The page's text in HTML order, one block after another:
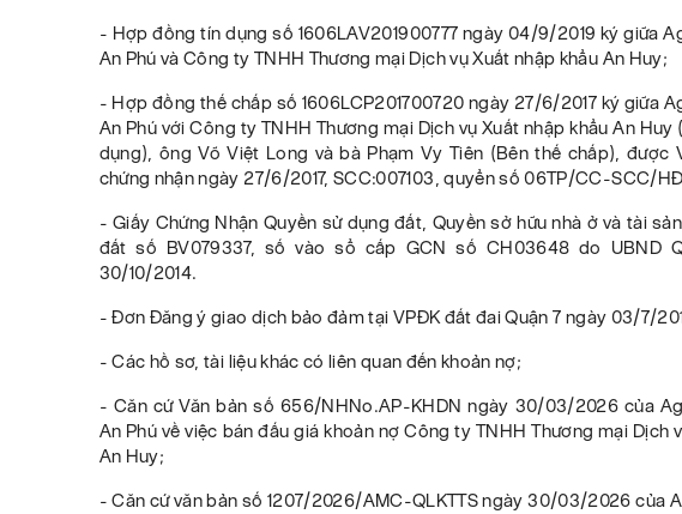
- Hợp đồng tín dụng số 1606LAV201900777 ngày 04/9/2019 ký giữa
An Phú và Công ty TNHH Thương mại Dịch vụ Xuất nhập khẩu An Huy;
- Hợp đồng thế chấp số 1606LCP201700720 ngày 27/6/2017 ký giữa
An Phú với Công ty TNHH Thương mại Dịch vụ Xuất nhập khẩu An
dụng), ông Võ Việt Long và bà Phạm Vy Tiên (Bên thế chấp), được
chứng nhận ngày 27/6/2017, SCC:007103, quyển số 06TP/CC-SCC/
- Giấy Chứng Nhận Quyền sử dụng đất, Quyền sở hữu nhà ở và tài
đất số BV079337, số vào sổ cấp GCN số CH03648 do UBND
30/10/2014.
- Đơn Đăng ý giao dịch bảo đảm tại VPĐK đất đai Quận 7 ngày 03/7/
- Các hồ sơ, tài liệu khác có liên quan đến khoản nợ;
- Căn cứ Văn bản số 656/NHNo.AP-KHDN ngày 30/03/2026 của
An Phú về việc bán đấu giá khoản nợ Công ty TNHH Thương mại Dịch
An Huy;
- Căn cứ văn bản số 1207/2026/AMC-QLKTTS ngày 30/03/2026 của